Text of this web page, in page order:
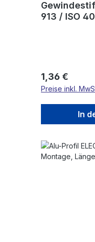
913 / ISO
Regulärer
1,36 €
Preise inkl.
In